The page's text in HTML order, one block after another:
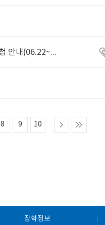
2026년 하반기 ICT 학점연계 프로젝트 인턴십(국내과정) 참여신청 안내(06.22~07.08 수요일 낮 12시까지)
8 9 10
장학정보